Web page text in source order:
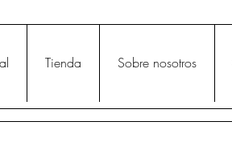
Tienda Sobre nosotros